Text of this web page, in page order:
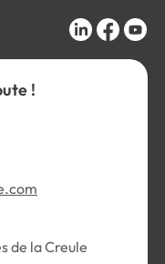
!
de la Creule